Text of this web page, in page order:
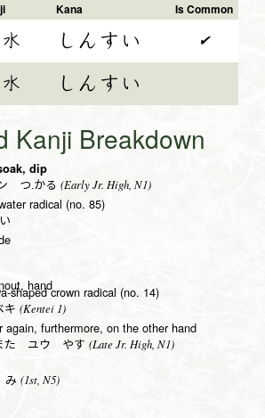
Kana Is Common
しんすい ✔
しんすい
Kanji Breakdown
dip
つ.かる (Early Jr. High, N1)
radical (no. 85)
hand
shaped crown radical (no. 14)
キ (Kentei 1)
again, furthermore, on the other hand
た ユウ やす (Late Jr. High, N1)
み (1st, N5)